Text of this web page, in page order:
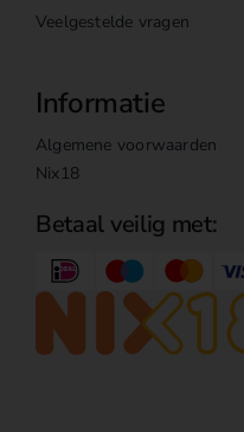
Veelgestelde vragen
Informatie
Algemene voorwaarden
Nix18
Betaal veilig met: